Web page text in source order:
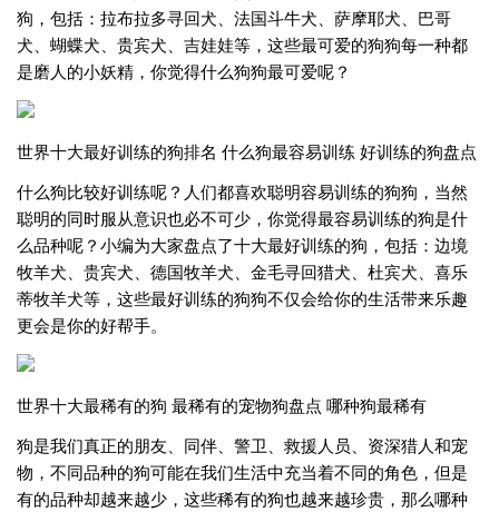
狗，包括：拉布拉多寻回犬、法国斗牛犬、萨摩耶犬、巴哥
犬、蝴蝶犬、贵宾犬、吉娃娃等，这些最可爱的狗狗每一种都
是磨人的小妖精，你觉得什么狗狗最可爱呢？
世界十大最好训练的狗排名 什么狗最容易训练 好训练的狗盘点
什么狗比较好训练呢？人们都喜欢聪明容易训练的狗狗，当然
聪明的同时服从意识也必不可少，你觉得最容易训练的狗是什
么品种呢？小编为大家盘点了十大最好训练的狗，包括：边境
牧羊犬、贵宾犬、德国牧羊犬、金毛寻回猎犬、杜宾犬、喜乐
蒂牧羊犬等，这些最好训练的狗狗不仅会给你的生活带来乐趣
更会是你的好帮手。
世界十大最稀有的狗 最稀有的宠物狗盘点 哪种狗最稀有
狗是我们真正的朋友、同伴、警卫、救援人员、资深猎人和宠
物，不同品种的狗可能在我们生活中充当着不同的角色，但是
有的品种却越来越少，这些稀有的狗也越来越珍贵，那么哪种